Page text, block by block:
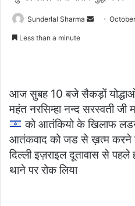
Sunderlal Sharma
Send
Less than a minute
आज सुबह 10 बजे सैकड़ों
महंत नरसिम्हा नन्द सरस्वती जी
को आतंकियो के खिलाफ
आतंकवाद को जड से ख़त्म करने
दिल्ली इज़राइल दूतावास से
थाने पर रोक लिया